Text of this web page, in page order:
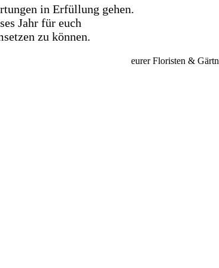
in Erfüllung gehen.
Jahr für euch
zu können.
eurer Floristen &